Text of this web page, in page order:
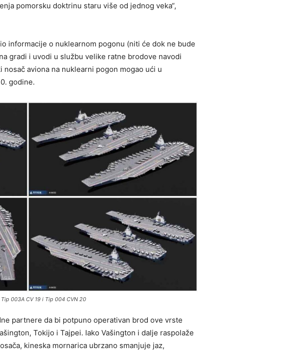
pomorsku doktrinu staru više od jednog veka“,
informacije o nuklearnom pogonu (niti će dok ne bude
gradi i uvodi u službu velike ratne brodove navodi
aviona na nuklearni pogon mogao ući u
godine.
003A CV 19 i Tip 004 CVN 20
partnere da bi potpuno operativan brod ove vrste
Tokijo i Tajpei. Iako Vašington i dalje raspolaže
kineska mornarica ubrzano smanjuje jaz,